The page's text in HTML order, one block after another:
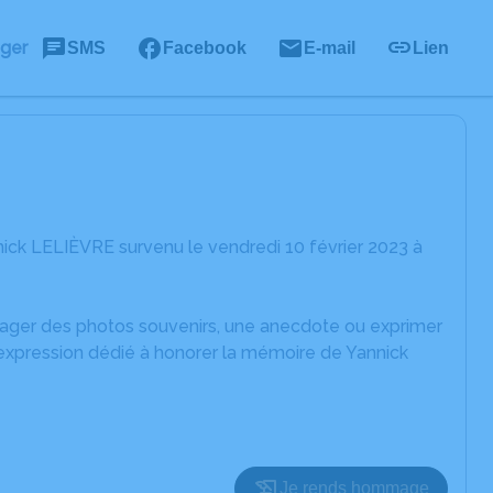
SMS Facebook E-mail Lien
LELIÈVRE survenu le vendredi 10 février 2023 à
des photos souvenirs, une anecdote ou exprimer
dédié à honorer la mémoire de Yannick
Je rends hommage